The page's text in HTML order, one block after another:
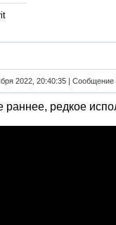
2022, 20:40:35 | Сообщение
раннее, редкое